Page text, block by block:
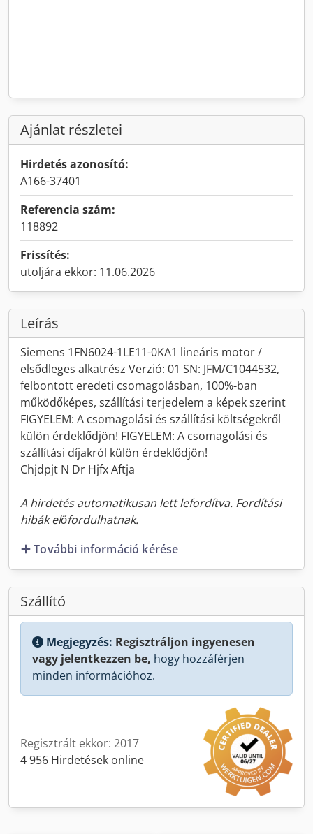
Ajánlat részletei
Hirdetés azonosító:
A166-37401
Referencia szám:
118892
Frissítés:
utoljára ekkor: 11.06.2026
Leírás
Siemens 1FN6024-1LE11-0KA1 lineáris motor /
elsődleges alkatrész Verzió: 01 SN: JFM/C1044532,
felbontott eredeti csomagolásban, 100%-ban
működőképes, szállítási terjedelem a képek szerint
FIGYELEM: A csomagolási és szállítási költségekről
külön érdeklődjön! FIGYELEM: A csomagolási és
szállítási díjakról külön érdeklődjön!
Chjdpjt N Dr Hjfx Aftja
A hirdetés automatikusan lett lefordítva. Fordítási
hibák előfordulhatnak.
További információ kérése
Szállító
Megjegyzés: Regisztráljon ingyenesen
vagy jelentkezzen be, hogy hozzáférjen
minden információhoz.
Regisztrált ekkor: 2017
4 956 Hirdetések online